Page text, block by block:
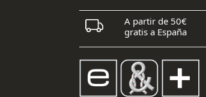
A partir de 50€
gratis a España